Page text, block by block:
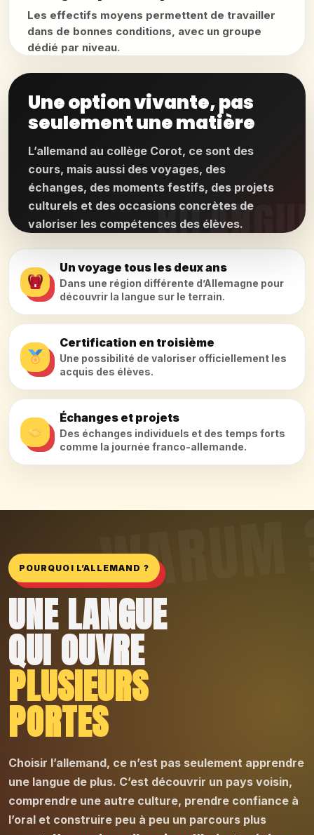
Les effectifs moyens permettent de travailler
dans de bonnes conditions, avec un groupe
dédié par niveau.
Une option vivante, pas
seulement une matière
L’allemand au collège Corot, ce sont des
cours, mais aussi des voyages, des
échanges, des moments festifs, des projets
culturels et des occasions concrètes de
valoriser les compétences des élèves.
Un voyage tous les deux ans
Dans une région différente d’Allemagne pour
découvrir la langue sur le terrain.
Certification en troisième
Une possibilité de valoriser officiellement les
acquis des élèves.
Échanges et projets
Des échanges individuels et des temps forts
comme la journée franco-allemande.
POURQUOI L’ALLEMAND ?
UNE LANGUE
QUI OUVRE
PLUSIEURS
PORTES
Choisir l’allemand, ce n’est pas seulement apprendre
une langue de plus. C’est découvrir un pays voisin,
comprendre une autre culture, prendre confiance à
l’oral et construire peu à peu un parcours plus